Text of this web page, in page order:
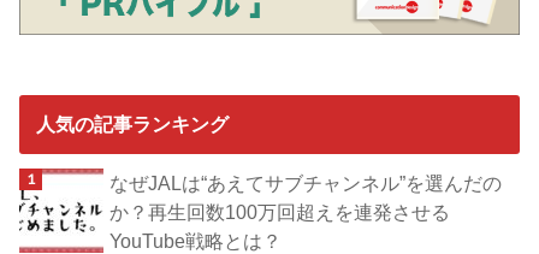
人気の記事ランキング
なぜJALは“あえてサブチャンネル”を選んだの
か？再生回数100万回超えを連発させる
YouTube戦略とは？